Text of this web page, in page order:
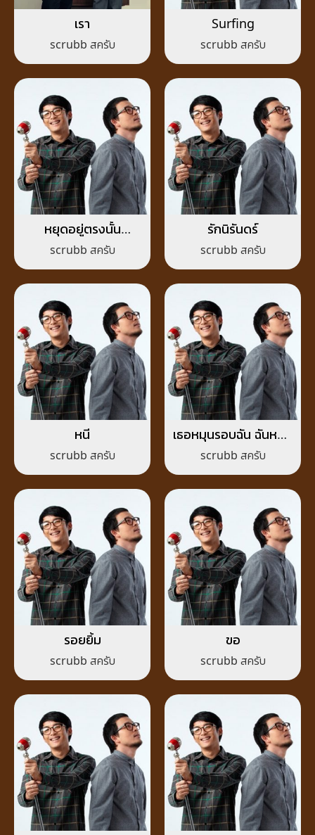
เรา
scrubb สครับ
Surfing
scrubb สครับ
หยุดอยู่ตรงนั้น
(Breath)
scrubb สครับ
รักนิรันดร์
scrubb สครับ
หนี
scrubb สครับ
เธอหมุนรอบฉัน ฉันหมุน
รอบเธอ
scrubb สครับ
รอยยิ้ม
scrubb สครับ
ขอ
scrubb สครับ